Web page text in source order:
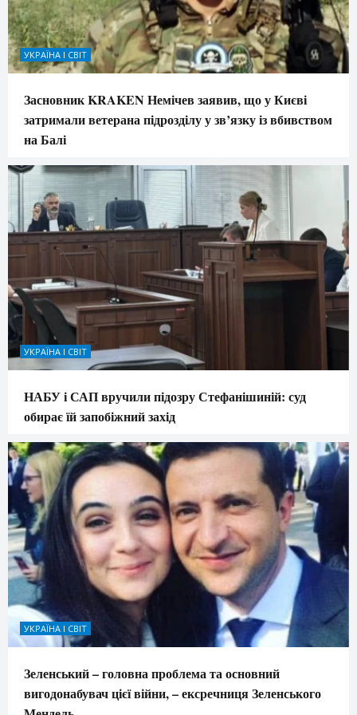
УКРАЇНА І СВІТ
Засновник KRAKEN Немічев заявив, що у Києві
затримали ветерана підрозділу у зв’язку із вбивством
на Балі
УКРАЇНА І СВІТ
НАБУ і САП вручили підозру Стефанішиній: суд
обирає їй запобіжний захід
УКРАЇНА І СВІТ
Зеленський – головна проблема та основний
вигодонабувач цієї війни, – ексречниця Зеленського